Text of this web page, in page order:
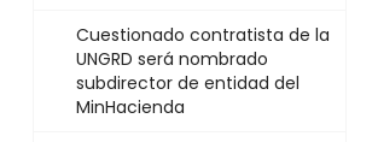
Cuestionado contratista de la
UNGRD será nombrado
subdirector de entidad del
MinHacienda